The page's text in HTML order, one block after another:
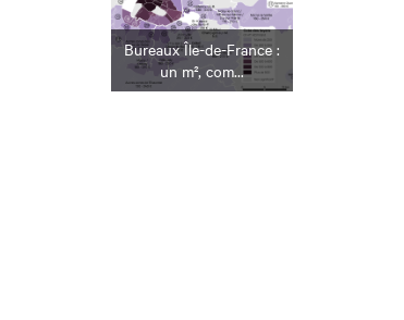
Bureaux Île-de-France :
un m², com...